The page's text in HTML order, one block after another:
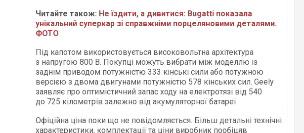
Читайте також: Не їздити, а дивитися: Bugatti показала
унікальний суперкар зі справжніми порцеляновими деталями.
ФОТО
Під капотом використовується високовольтна архітектура
з напругою 800 В. Покупці можуть вибрати між моделлю із
заднім приводом потужністю 333 кінські сили або потужною
версією з двома двигунами потужністю 578 кінських сил. Geely
заявляє про оптимістичний запас ходу на електротязі від 540
до 725 кілометрів залежно від акумуляторної батареї.
Офіційна ціна поки що не повідомляється. Більш детальні технічні
характеристики, комплектації та ціни виробник пообіцяв